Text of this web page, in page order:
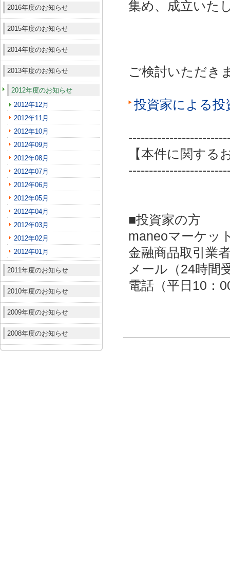
2016年度のお知らせ
2015年度のお知らせ
2014年度のお知らせ
2013年度のお知らせ
2012年度のお知らせ
2012年12月
2012年11月
2012年10月
2012年09月
2012年08月
2012年07月
2012年06月
2012年05月
2012年04月
2012年03月
2012年02月
2012年01月
2011年度のお知らせ
2010年度のお知らせ
2009年度のお知らせ
2008年度のお知らせ
集め、成立いた
ご検討いただき
投資家による
【本件に関する
■投資家の方
maneoマーケッ
金融商品取引業
メール（24時間
電話（平日10：